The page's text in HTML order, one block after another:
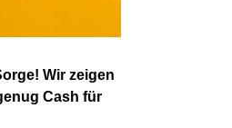
Wir zeigen
Cash für